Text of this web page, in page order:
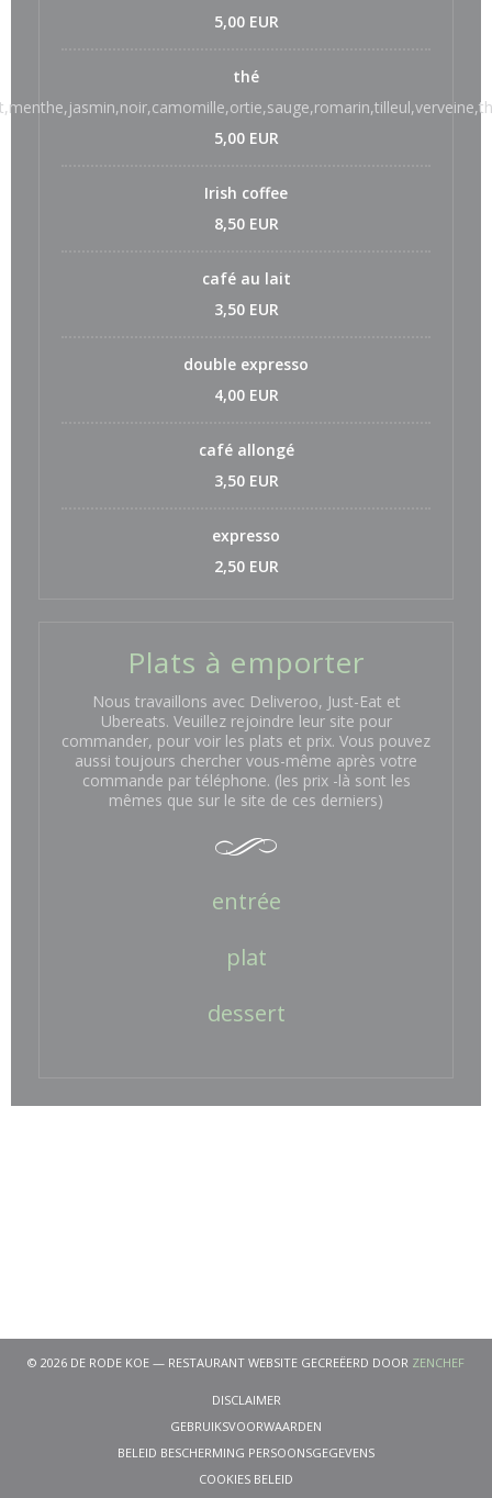
5,00 EUR
thé
5,00 EUR
Irish coffee
8,50 EUR
café au lait
3,50 EUR
double expresso
4,00 EUR
café allongé
3,50 EUR
expresso
2,50 EUR
Plats à emporter
Nous travaillons avec Deliveroo, Just-Eat et
Ubereats. Veuillez rejoindre leur site pour
commander, pour voir les plats et prix. Vous pouvez
aussi toujours chercher vous-même après votre
commande par téléphone. (les prix -là sont les
mêmes que sur le site de ces derniers)
entrée
plat
dessert
© 2026 DE RODE KOE — RESTAURANT WEBSITE GECREËERD DOOR ZENCHEF
DISCLAIMER((OPENT IN EEN NIEUW VENSTER))
GEBRUIKSVOORWAARDEN
BELEID BESCHERMING PERSOONSGEGEVENS((OPENT IN EEN
COOKIES BELEID